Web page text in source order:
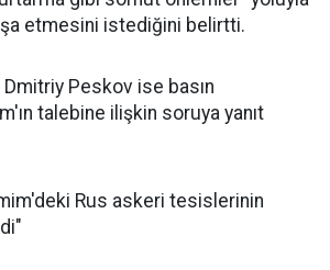
etmesini istediğini belirtti.
Peskov ise basın
talebine ilişkin soruya yanıt
Rus askeri tesislerinin